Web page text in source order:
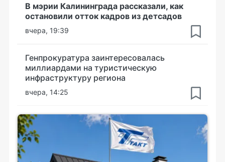
В мэрии Калининграда рассказали, как
остановили отток кадров из детсадов
вчера, 19:39
Генпрокуратура заинтересовалась
миллиардами на туристическую
инфраструктуру региона
вчера, 14:25